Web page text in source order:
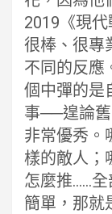
2019《現
很棒、很專
不同的反應
個中彈的是
事──遑論
非常優秀。
樣的敵人；
怎麼推……
簡單，那就